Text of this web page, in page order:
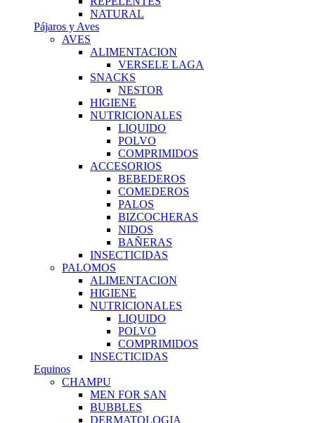
NATURAL
Pájaros y Aves
AVES
ALIMENTACION
VERSELE LAGA
SNACKS
NESTOR
HIGIENE
NUTRICIONALES
LIQUIDO
POLVO
COMPRIMIDOS
ACCESORIOS
BEBEDEROS
COMEDEROS
PALOS
BIZCOCHERAS
NIDOS
BAÑERAS
INSECTICIDAS
PALOMOS
ALIMENTACION
HIGIENE
NUTRICIONALES
LIQUIDO
POLVO
COMPRIMIDOS
INSECTICIDAS
Equinos
CHAMPU
MEN FOR SAN
BUBBLES
DERMATOLOGIA